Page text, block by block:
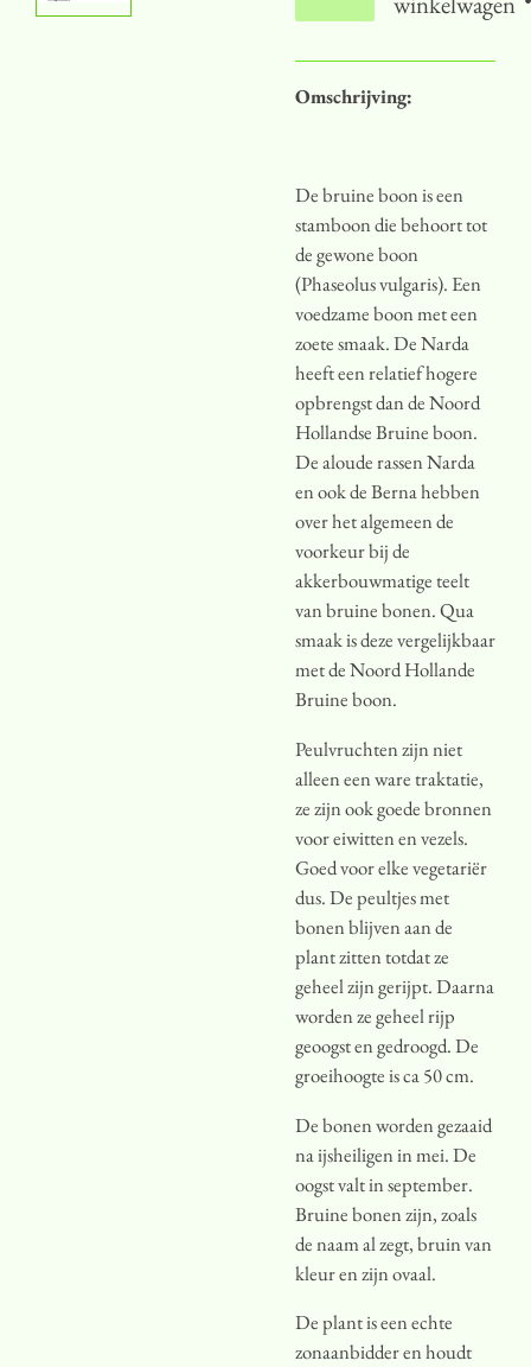
Omschrijving:
De bruine boon is een
stamboon die behoort tot
de gewone boon
(Phaseolus vulgaris). Een
voedzame boon met een
zoete smaak. De Narda
heeft een relatief hogere
opbrengst dan de Noord
Hollandse Bruine boon.
De aloude rassen Narda
en ook de Berna hebben
over het algemeen de
voorkeur bij de
akkerbouwmatige teelt
van bruine bonen. Qua
smaak is deze vergelijkbaar
met de Noord Hollande
Bruine boon.
Peulvruchten zijn niet
alleen een ware traktatie,
ze zijn ook goede bronnen
voor eiwitten en vezels.
Goed voor elke vegetariër
dus. De peultjes met
bonen blijven aan de
plant zitten totdat ze
geheel zijn gerijpt. Daarna
worden ze geheel rijp
geoogst en gedroogd. De
groeihoogte is ca 50 cm.
De bonen worden gezaaid
na ijsheiligen in mei. De
oogst valt in september.
Bruine bonen zijn, zoals
de naam al zegt, bruin van
kleur en zijn ovaal.
De plant is een echte
zonaanbidder en houdt